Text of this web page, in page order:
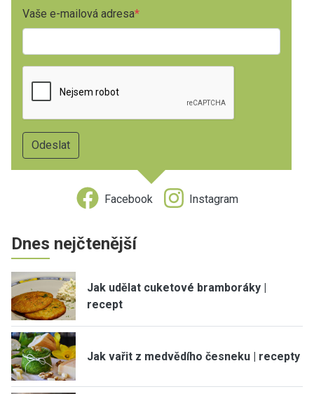
Vaše e-mailová adresa
Facebook Instagram
Dnes nejčtenější
Jak udělat cuketové bramboráky |
recept
Jak vařit z medvědího česneku | recepty